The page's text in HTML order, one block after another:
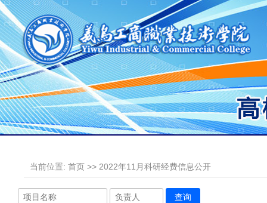
当前位置: 首页 >> 2022年11月科研经费信息公开
查询